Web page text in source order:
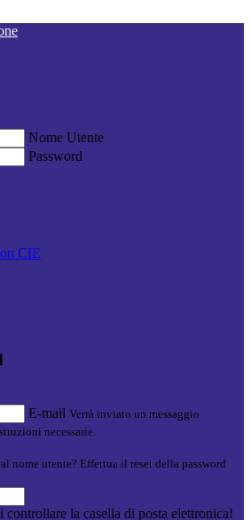
Nome Utente
Password
CIE
E-mail Verrà inviato un messaggio
necessarie.
nome utente? Effettua il reset della password
la casella di posta elettronica!